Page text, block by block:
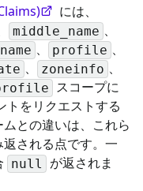
には、
middle_name 、
、 profile 、
、 zoneinfo 、
スコープに
をリクエストする
との違いは、これら
される点です。一
null
が返されま